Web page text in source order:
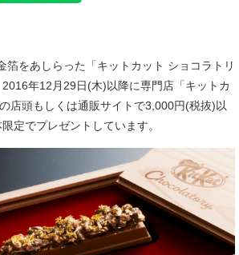
をあしらった「キットカット ショコラトリ
年12月29日(木)以降に専門店「キットカ
店頭もしくは通販サイトで3,000円(税抜)以
定でプレゼントしています。